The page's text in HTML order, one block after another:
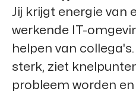
Jij krijgt energie van
werkende IT-
helpen van
sterk, ziet
probleem worden